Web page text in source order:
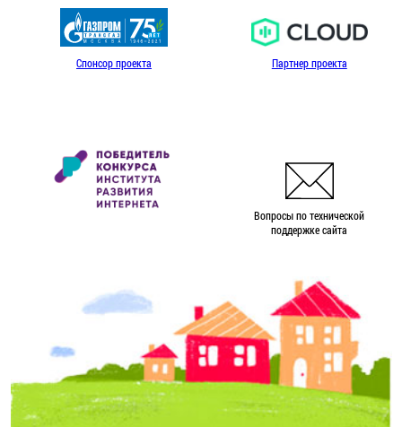
Спонсор проекта Партнер проекта
Вопросы по технической
поддержке сайта